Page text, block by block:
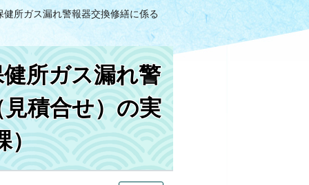
所ガス漏れ警報器交換修繕に係る
所ガス漏れ警
積合せ）の実